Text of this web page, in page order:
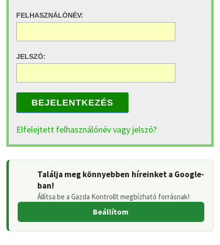
FELHASZNÁLÓNÉV:
JELSZÓ:
BEJELENTKEZÉS
Elfelejtett felhasználónév vagy jelszó?
Találja meg könnyebben híreinket a Google-
ban!
Állítsa be a Gazda Kontrollt megbízható forrásnak!
Beállítom